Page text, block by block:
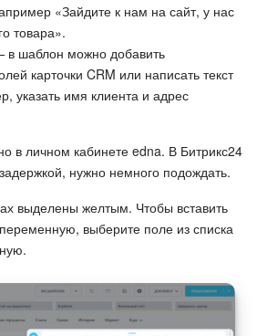
ВХОД
«Зайдите к нам на сайт, у нас
товара».
шаблон можно добавить
карточки CRM или написать текст
указать имя клиента и адрес
в личном кабинете edna. В Битрикс24
нужно немного подождать.
выделены желтым. Чтобы вставить
выберите поле из списка